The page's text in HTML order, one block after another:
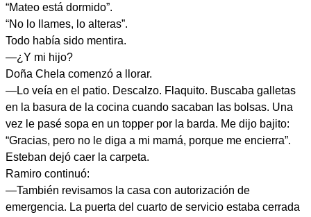
“Mateo está dormido”.
“No lo llames, lo alteras”.
Todo había sido mentira.
—¿Y mi hijo?
Doña Chela comenzó a llorar.
—Lo veía en el patio. Descalzo. Flaquito. Buscaba galletas
en la basura de la cocina cuando sacaban las bolsas. Una
vez le pasé sopa en un topper por la barda. Me dijo bajito:
“Gracias, pero no le diga a mi mamá, porque me encierra”.
Esteban dejó caer la carpeta.
Ramiro continuó:
—También revisamos la casa con autorización de
emergencia. La puerta del cuarto de servicio estaba cerrada